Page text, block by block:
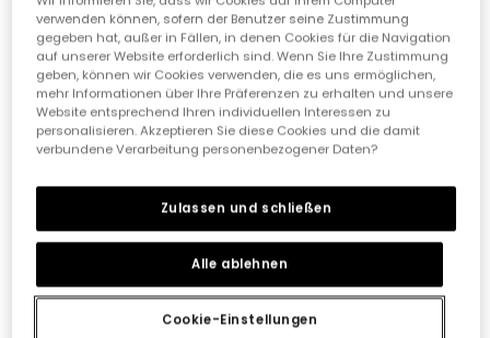
Mercedes Victoria bosco Barfuß-Leinenschuhe in Erdbeerfarbe
49,00 €
39,20 €
59,00 €
47,20 €
-20% -20%
verwenden können, sofern der Benutzer seine Zustimmung
gegeben hat, außer in Fällen, in denen Cookies für die Navigation
auf unserer Website erforderlich sind. Wenn Sie Ihre Zustimmung
geben, können wir Cookies verwenden, die es uns ermöglichen,
mehr Informationen über Ihre Präferenzen zu erhalten und unsere
Website entsprechend Ihren individuellen Interessen zu
personalisieren. Akzeptieren Sie diese Cookies und die damit
verbundene Verarbeitung personenbezogener Daten?
Cookie-Einstellungen
Alle ablehnen
Zulassen und schließen